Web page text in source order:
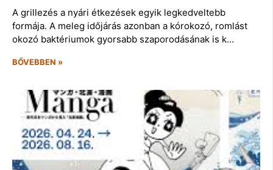
A grillezés a nyári étkezések egyik legkedveltebb
formája. A meleg időjárás azonban a kórokozó, romlást
okozó baktériumok gyorsabb szaporodásának is k…
BŐVEBBEN »